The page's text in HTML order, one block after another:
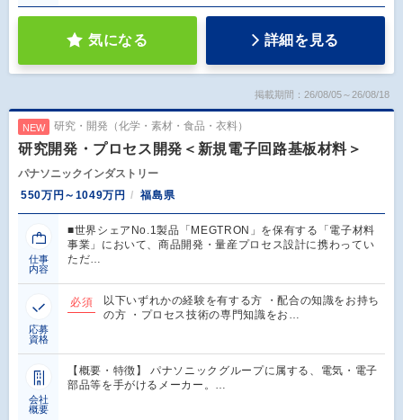
気になる 詳細を見る
掲載期間：26/08/05～26/08/18
NEW 研究・開発（化学・素材・食品・衣料）
研究開発・プロセス開発＜新規電子回路基板材料＞
パナソニックインダストリー
550万円～1049万円
福島県
仕事
内容
■世界シェアNo.1製品「MEGTRON」を保有する「電子材料
事業」において、商品開発・量産プロセス設計に携わってい
ただ…
応募
資格
必須
以下いずれかの経験を有する方 ・配合の知識をお持ち
の方 ・プロセス技術の専門知識をお…
会社
概要
【概要・特徴】 パナソニックグループに属する、電気・電子
部品等を手がけるメーカー。…